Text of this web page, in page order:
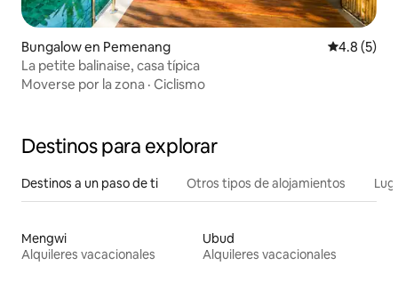
Bungalow en Pemenang
4.8 (5)
La petite balinaise, casa típica
Moverse por la zona · Ciclismo
Destinos para explorar
Destinos a un paso de ti Otros tipos de alojamientos
Mengwi
Alquileres vacacionales
Ubud
Alquileres vacacionales